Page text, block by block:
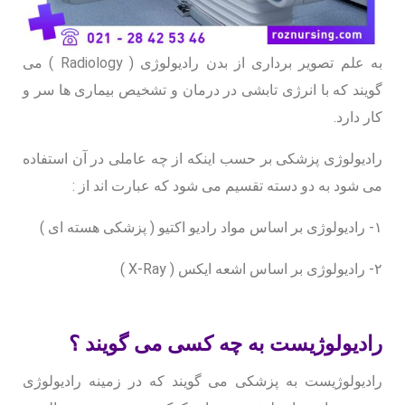
آمادگی برای قبل از انجام سونوگرافی
رادیوگرافی چیست ؟
رادیوگرافی در منزل
رادیولوژی در خانه
همکاری با ما
مشاوره رایگان با کارشناسان رز
مشاوره رایگان با کارشناسان رز
سوالات متداول
به علم تصویر برداری از بدن رادیولوژی ( Radiology ) می
گویند که با انرژی تابشی در درمان و تشخیص بیماری ها سر و
کار دارد.
رادیولوژی پزشکی بر حسب اینکه از چه عاملی در آن استفاده
می شود به دو دسته تقسیم می شود که عبارت اند از :
۱- رادیولوژی بر اساس مواد رادیو اکتیو ( پزشکی هسته ای )
۲- رادیولوژی بر اساس اشعه ایکس ( X-Ray )
رادیولوژیست به چه کسی می گویند ؟
رادیولوژیست به پزشکی می گویند که در زمینه رادیولوژی